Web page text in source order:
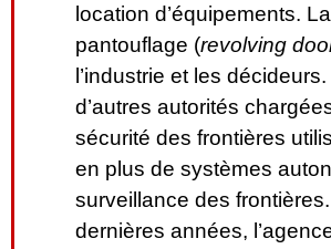
location d’équipements.
pantouflage (revolving
l’industrie et les
d’autres autorités
sécurité des frontières
en plus de systèmes
surveillance des
dernières années,